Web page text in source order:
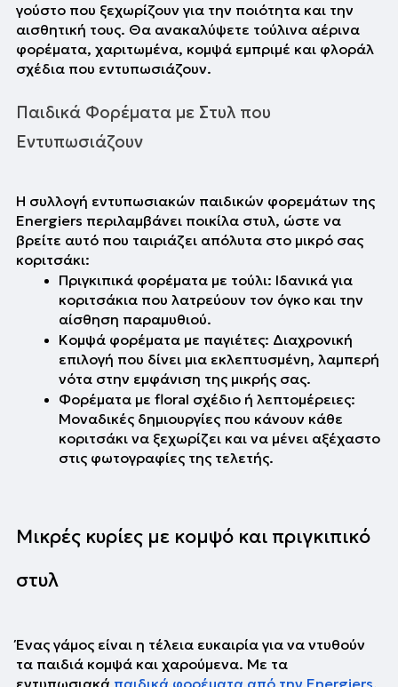
γούστο που ξεχωρίζουν για την ποιότητα και την
αισθητική τους. Θα ανακαλύψετε τούλινα αέρινα
φορέματα, χαριτωμένα, κομψά εμπριμέ και φλοράλ
σχέδια που εντυπωσιάζουν.
Παιδικά Φορέματα με Στυλ που
Εντυπωσιάζουν
Η συλλογή εντυπωσιακών παιδικών φορεμάτων της
Energiers περιλαμβάνει ποικίλα στυλ, ώστε να
βρείτε αυτό που ταιριάζει απόλυτα στο μικρό σας
κοριτσάκι:
Πριγκιπικά φορέματα με τούλι: Ιδανικά για
κοριτσάκια που λατρεύουν τον όγκο και την
αίσθηση παραμυθιού.
Κομψά φορέματα με παγιέτες: Διαχρονική
επιλογή που δίνει μια εκλεπτυσμένη, λαμπερή
νότα στην εμφάνιση της μικρής σας.
Φορέματα με floral σχέδιο ή λεπτομέρειες:
Μοναδικές δημιουργίες που κάνουν κάθε
κοριτσάκι να ξεχωρίζει και να μένει αξέχαστο
στις φωτογραφίες της τελετής.
Μικρές κυρίες με κομψό και πριγκιπικό
στυλ
Ένας γάμος είναι η τέλεια ευκαιρία για να ντυθούν
τα παιδιά κομψά και χαρούμενα. Με τα
εντυπωσιακά παιδικά φορέματα από την Energiers,